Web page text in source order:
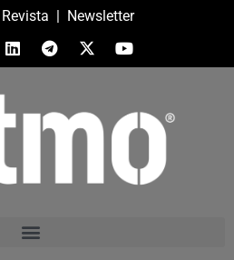
Revista | Newsletter